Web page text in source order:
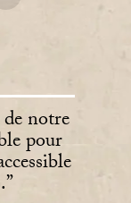
notre
pour